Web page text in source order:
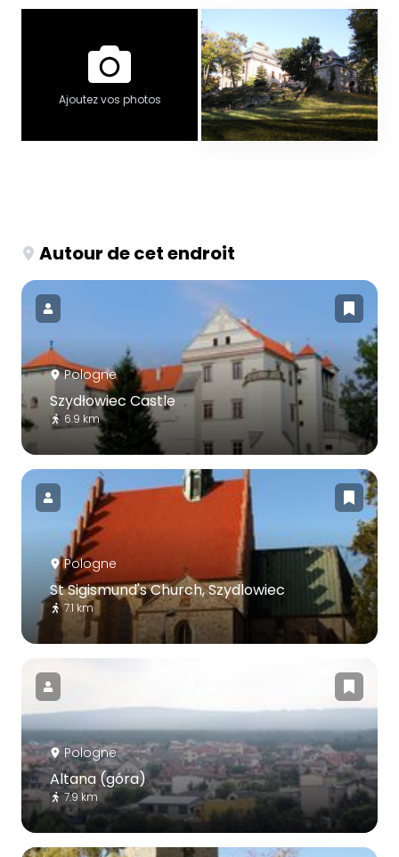
Ajoutez vos photos
Autour de cet endroit
Pologne
Szydłowiec Castle
6.9 km
Pologne
St Sigismund's Church, Szydlowiec
7.1 km
Pologne
Altana (góra)
7.9 km